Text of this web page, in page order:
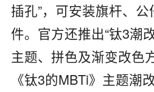
插孔”，可安装旗杆、
件。官方还推出“钛3潮
主题、拼色及渐变改色
《钛3的MBTi》主题潮